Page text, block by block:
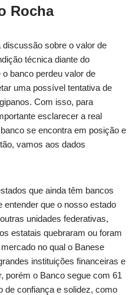
Rocha
sobre o valor de
técnica diante do
banco perdeu valor de
uma possível tentativa de
Com isso, para
esclarecer a real
se encontra em posição e
vamos aos dados
que ainda têm bancos
entender que o nosso estado
unidades federativas,
estatais quebraram ou foram
no qual o Banese
instituições financeiras e
porém o Banco segue com 61
de confiança e solidez, como